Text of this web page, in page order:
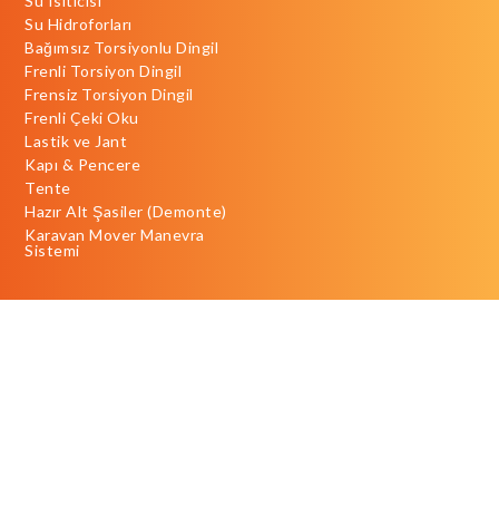
Su Hidroforları
Bağımsız Torsiyonlu Dingil
Frenli Torsiyon Dingil
Frensiz Torsiyon Dingil
Frenli Çeki Oku
Lastik ve Jant
Kapı & Pencere
Tente
Hazır Alt Şasiler (Demonte)
Karavan Mover Manevra
Sistemi